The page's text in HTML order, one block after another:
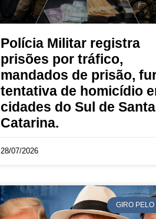
Polícia Militar registra
prisões por tráfico,
mandados de prisão,
tentativa de homicídio
cidades do Sul de Santa
Catarina.
28/07/2026
GIRO